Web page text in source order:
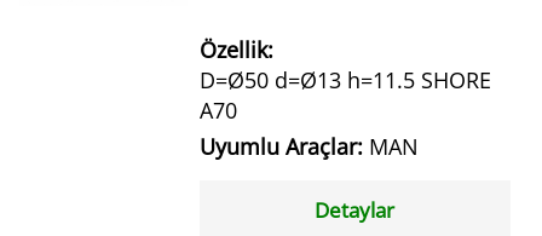
Özellik:
D=Ø50 d=Ø13 h=11.5 SHORE
A70
Uyumlu Araçlar: MAN
Detaylar